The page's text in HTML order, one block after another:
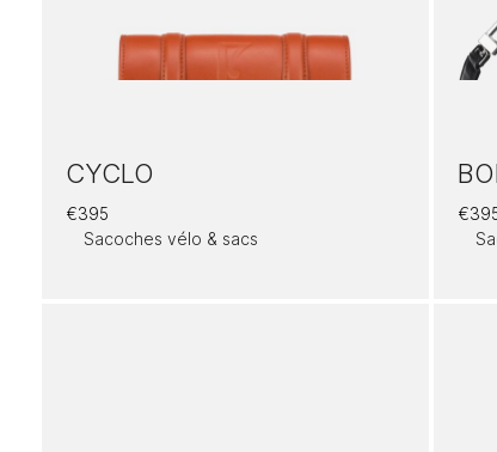
CYCLO
€395
Sacoches vélo & sacs
€